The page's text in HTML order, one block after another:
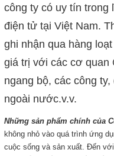
công ty có uy tín
điện tử tại Việt Nam.
ghi nhận qua hàng
giá trị với các cơ quan
ngang bộ, các công
ngoài nước.v.v.
Những sản phẩm chính của
không nhỏ vào quá trình ứng
cuộc sống và sản xuất. Đến